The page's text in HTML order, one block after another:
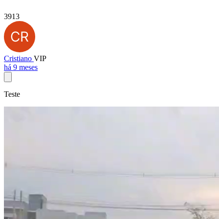
3913
Cristiano VIP
há 9 meses
Teste